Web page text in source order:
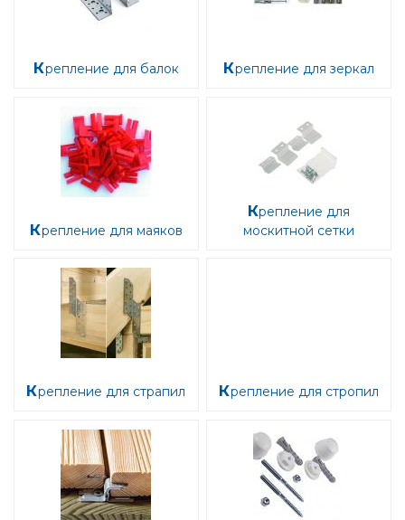
Крепление для балок Крепление для зеркал
Крепление для маяков
Крепление для
москитной сетки
Крепление для страпил Крепление для стропил